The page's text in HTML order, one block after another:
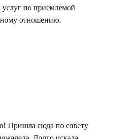
по приемлемой
отношению.
Пришла сюда по совету